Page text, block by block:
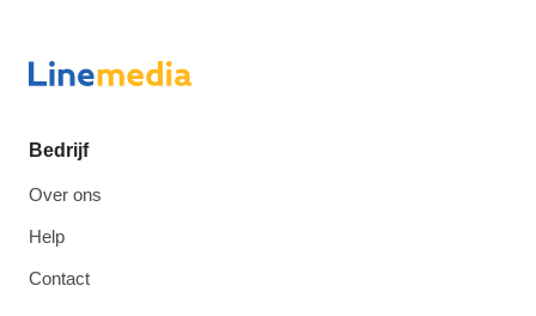
Bedrijf
Over ons
Help
Contact